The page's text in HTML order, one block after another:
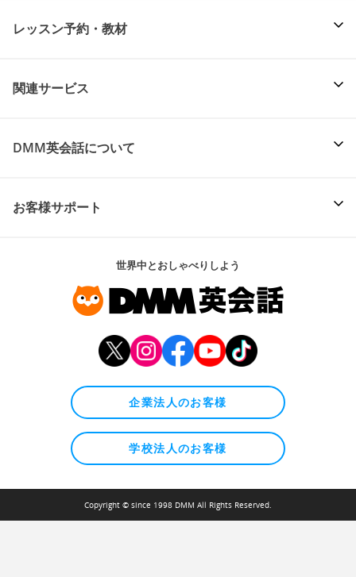
レッスン予約・教材
関連サービス
DMM英会話について
お客様サポート
世界中とおしゃべりしよう
企業法人のお客様
学校法人のお客様
Copyright © since 1998 DMM All Rights Reserved.